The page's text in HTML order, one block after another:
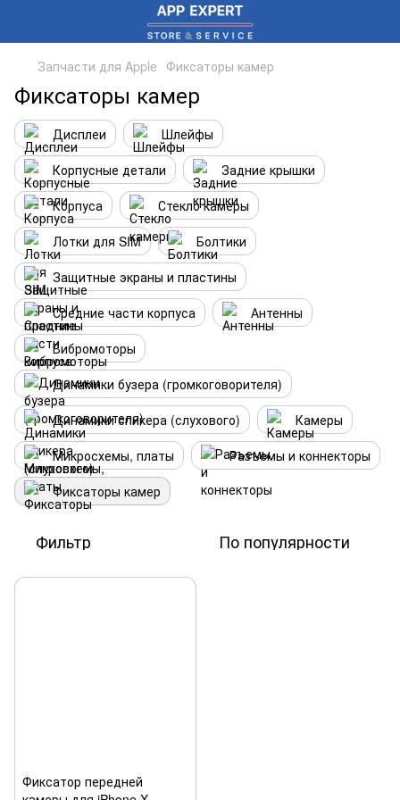
Запчасти для Apple Фиксаторы камер
Фиксаторы камер
Дисплеи
Шлейфы
Корпусные детали
Задние крышки
Корпуса
Стекло камеры
Лотки для SIM
Болтики
Защитные экраны и пластины
Средние части корпуса
Антенны
Вибромоторы
Динамики бузера (громкоговорителя)
Динамики спикера (слухового)
Камеры
Микросхемы, платы
Разъемы и коннекторы
Фиксаторы камер
Фильтр По популярности
Фиксатор передней